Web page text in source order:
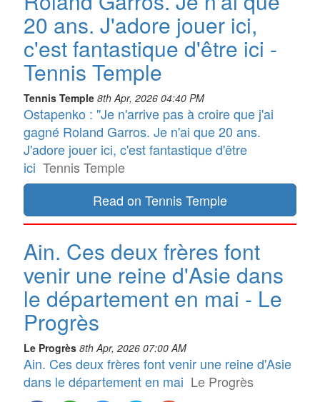
20 ans. J'adore jouer ici,
c'est fantastique d'être ici -
Tennis Temple
Tennis Temple 8th Apr, 2026 04:40 PM
Ostapenko : "Je n'arrive pas à croire que j'ai
gagné Roland Garros. Je n'ai que 20 ans.
J'adore jouer ici, c'est fantastique d'être
ici Tennis Temple
Read on Tennis Temple
Ain. Ces deux frères font
venir une reine d'Asie dans
le département en mai - Le
Progrès
Le Progrès 8th Apr, 2026 07:00 AM
Ain. Ces deux frères font venir une reine d'Asie
dans le département en mai Le Progrès